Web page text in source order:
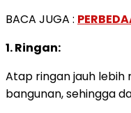
BACA JUGA :
1. Ringan:
Atap ringan jauh lebih
bangunan, sehingga